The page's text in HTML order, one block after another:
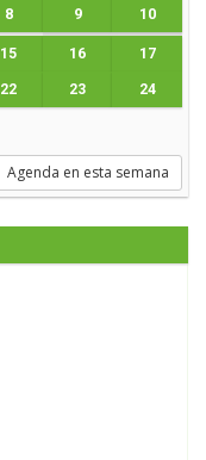
8 9 10
15 16 17
22 23 24
Agenda en esta semana